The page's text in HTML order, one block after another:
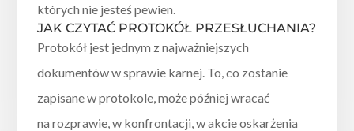
których nie jesteś pewien.
JAK CZYTAĆ PROTOKÓŁ PRZESŁUCHANIA?
Protokół jest jednym z najważniejszych
dokumentów w sprawie karnej. To, co zostanie
zapisane w protokole, może później wracać
na rozprawie, w konfrontacji, w akcie oskarżenia